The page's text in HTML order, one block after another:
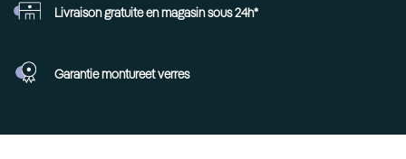
Livraison gratuite en magasin sous 24h*
Garantie montureet verres